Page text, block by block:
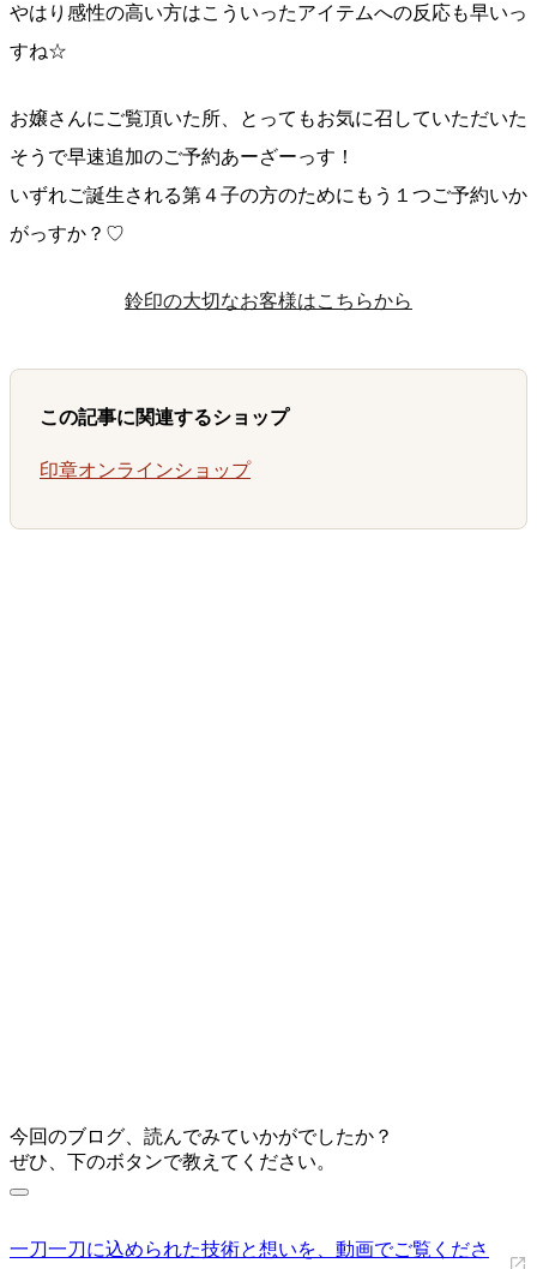
やはり感性の高い方はこういったアイテムへの反応も早いっ
すね☆
お嬢さんにご覧頂いた所、とってもお気に召していただいた
そうで早速追加のご予約あーざーっす！
いずれご誕生される第４子の方のためにもう１つご予約いか
がっすか？♡
鈴印の大切なお客様はこちらから
この記事に関連するショップ
印章オンラインショップ
今回のブログ、読んでみていかがでしたか？
ぜひ、下のボタンで教えてください。
一刀一刀に込められた技術と想いを、動画でご覧くださ